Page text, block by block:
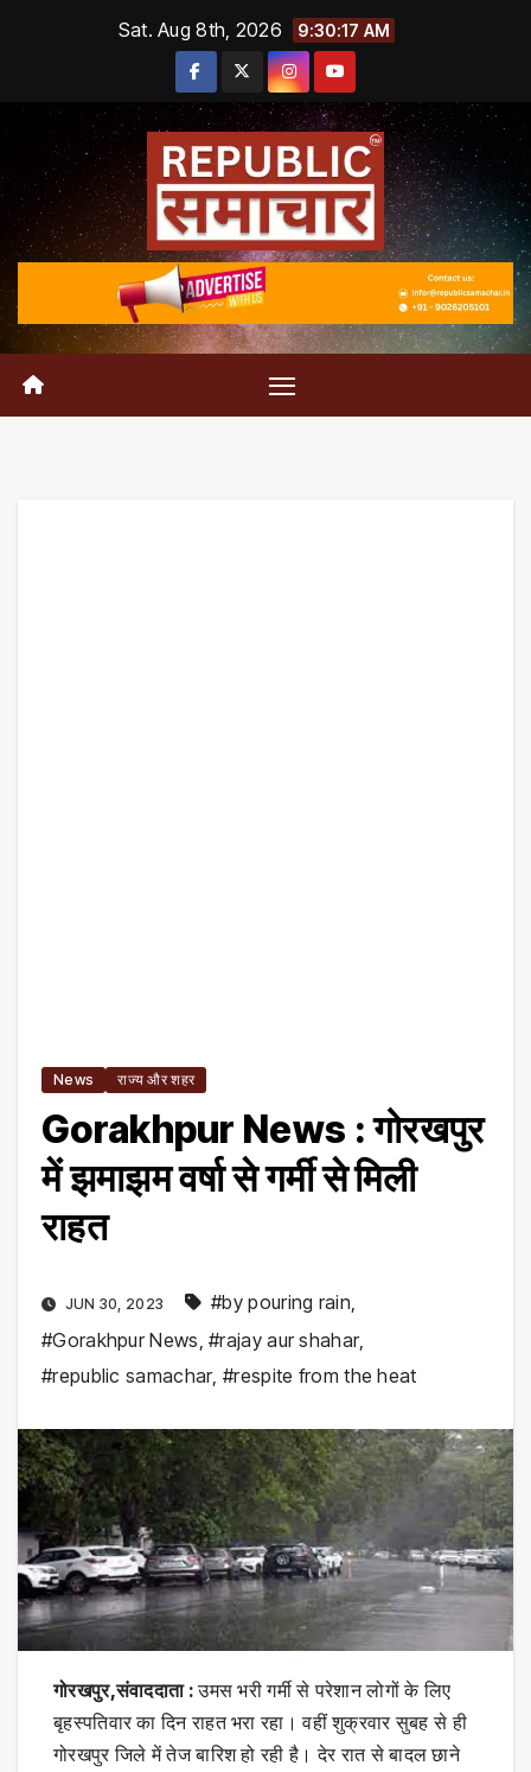
Sat. Aug 8th, 2026 9:30:18 AM
News राज्य और शहर
Gorakhpur News : गोरखपुर
में झमाझम वर्षा से गर्मी से मिली
राहत
JUN 30, 2023 #by pouring rain
#Gorakhpur News ,#rajay aur shahar,
#republic samachar,#respite from the heat
गोरखपुर,संवाददाता :उमस भरी गर्मी से परेशान लोगों के लिए
बृहस्पतिवार का दिन राहत भरा रहा। वहीं शुक्रवार सुबह से ही
गोरखपुर जिले में तेज बारिश हो रही है। देर रात से बादल छाने